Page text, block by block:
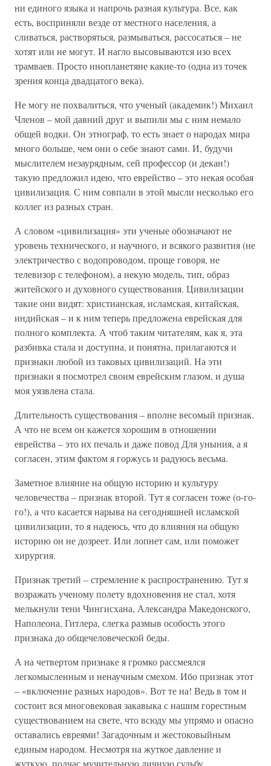
ни единого языка и напрочь разная культура. Все, как
есть, восприняли везде от местного населения, а
сливаться, растворяться, размываться, рассосаться – не
хотят или не могут. И нагло высовываются изо всех
трамваев. Просто инопланетяне какие-то (одна из точек
зрения конца двадцатого века).
Не могу не похвалиться, что ученый (академик!) Михаил
Членов – мой давний друг и выпили мы с ним немало
общей водки. Он этнограф, то есть знает о народах мира
много больше, чем они о себе знают сами. И, будучи
мыслителем незаурядным, сей профессор (и декан!)
такую предложил идею, что еврейство – это некая особая
цивилизация. С ним совпали в этой мысли несколько его
коллег из разных стран.
А словом «цивилизация» эти ученые обозначают не
уровень технического, и научного, и всякого развития (не
электричество с водопроводом, проще говоря, не
телевизор с телефоном), а некую модель, тип, образ
житейского и духовного существования. Цивилизации
такие они видят: христианская, исламская, китайская,
индийская – и к ним теперь предложена еврейская для
полного комплекта. А чтоб таким читателям, как я, эта
разбивка стала и доступна, и понятна, прилагаются и
признаки любой из таковых цивилизаций. На эти
признаки я посмотрел своим еврейским глазом, и душа
моя уязвлена стала.
Длительность существования – вполне весомый признак.
А что не всем он кажется хорошим в отношении
еврейства – это их печаль и даже повод Для уныния, а я
согласен, этим фактом я горжусь и радуюсь весьма.
Заметное влияние на общую историю и культуру
человечества – признак второй. Тут я согласен тоже (о-го-
го!), а что касается нарыва на сегодняшней исламской
цивилизации, то я надеюсь, что до влияния на общую
историю он не дозреет. Или лопнет сам, или поможет
хирургия.
Признак третий – стремление к распространению. Тут я
возражать ученому полету вдохновения не стал, хотя
мелькнули тени Чингисхана, Александра Македонского,
Наполеона, Гитлера, слегка размыв особость этого
признака до общечеловеческой беды.
А на четвертом признаке я громко рассмеялся
легкомысленным и ненаучным смехом. Ибо признак этот
– «включение разных народов». Вот те на! Ведь в том и
состоит вся многовековая закавыка с нашим горестным
существованием на свете, что всюду мы упрямо и опасно
оставались евреями! Загадочным и жестоковыйным
единым народом. Несмотря на жуткое давление и
жуткую, подчас мучительную личную судьбу.